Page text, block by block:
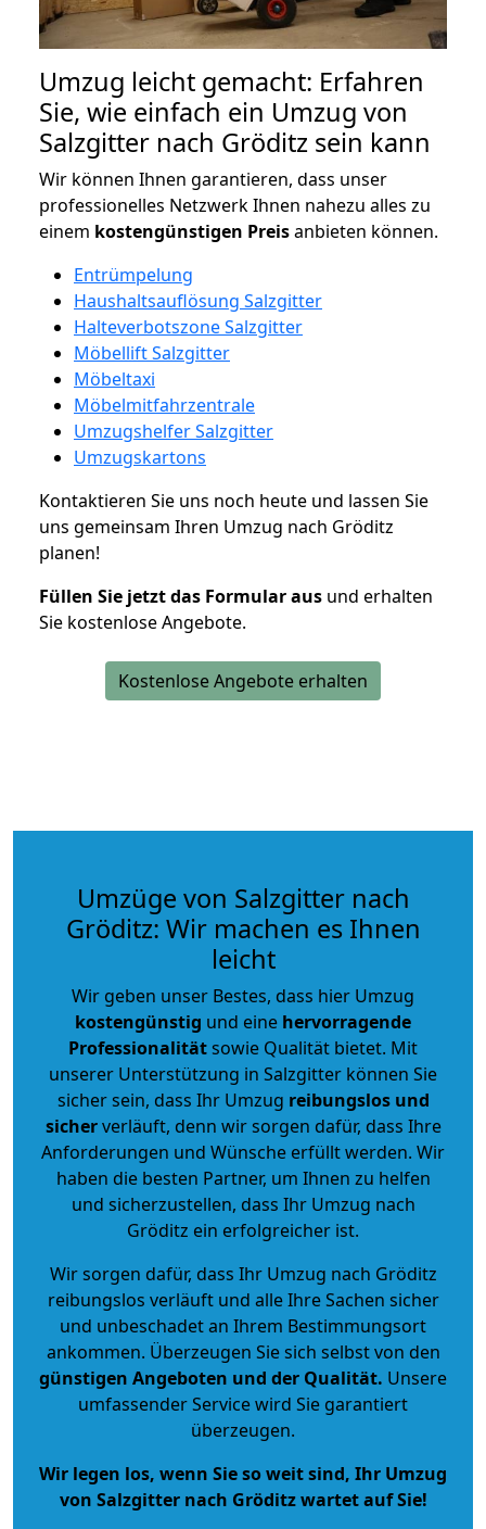
Umzug leicht gemacht: Erfahren
Sie, wie einfach ein Umzug von
Salzgitter nach Gröditz sein kann
Wir können Ihnen garantieren, dass unser
professionelles Netzwerk Ihnen nahezu alles zu
einem kostengünstigen Preisanbieten können.
Entrümpelung
Haushaltsauflösung Salzgitter
Halteverbotszone Salzgitter
Möbellift Salzgitter
Möbeltaxi
Möbelmitfahrzentrale
Umzugshelfer Salzgitter
Umzugskartons
Kontaktieren Sie uns noch heute und lassen Sie
uns gemeinsam Ihren Umzug nach Gröditz
planen!
Füllen Sie jetzt das Formular aus und erhalten
Sie kostenlose Angebote.
Kostenlose Angebote erhalten
Umzüge von Salzgitter nach
Gröditz: Wir machen es Ihnen
leicht
Wir geben unser Bestes, dass hier Umzug
kostengünstig und eine hervorragende
Professionalitätsowie Qualität bietet. Mit
unserer Unterstützung in Salzgitter können Sie
sicher sein, dass Ihr Umzug reibungslos und
sicherverläuft, denn wir sorgen dafür, dass Ihre
Anforderungen und Wünsche erfüllt werden. Wir
haben die besten Partner, um Ihnen zu helfen
und sicherzustellen, dass Ihr Umzug nach
Gröditz ein erfolgreicher ist.
Wir sorgen dafür, dass Ihr Umzug nach Gröditz
reibungslos verläuft und alle Ihre Sachen sicher
und unbeschadet an Ihrem Bestimmungsort
ankommen. Überzeugen Sie sich selbst von den
günstigen Angeboten und der Qualität. Unsere
umfassender Service wird Sie garantiert
überzeugen.
Wir legen los, wenn Sie so weit sind, Ihr Umzug
von Salzgitter nach Gröditz wartet auf Sie!